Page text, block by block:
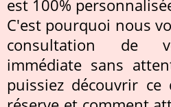
est 100%
C'est pourquoi nous
consultation de
immédiate sans
puissiez découvrir